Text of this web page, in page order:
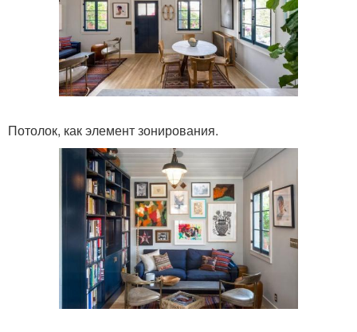
Потолок, как элемент зонирования.